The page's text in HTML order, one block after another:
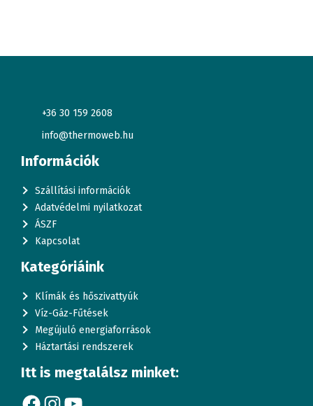
+36 30 159 2608
info@thermoweb.hu
Információk
Szállítási információk
Adatvédelmi nyilatkozat
ÁSZF
Kapcsolat
Kategóriáink
Klímák és hőszivattyúk
Víz-Gáz-Fűtések
Megújuló energiaforrások
Háztartási rendszerek
Itt is megtalálsz minket: